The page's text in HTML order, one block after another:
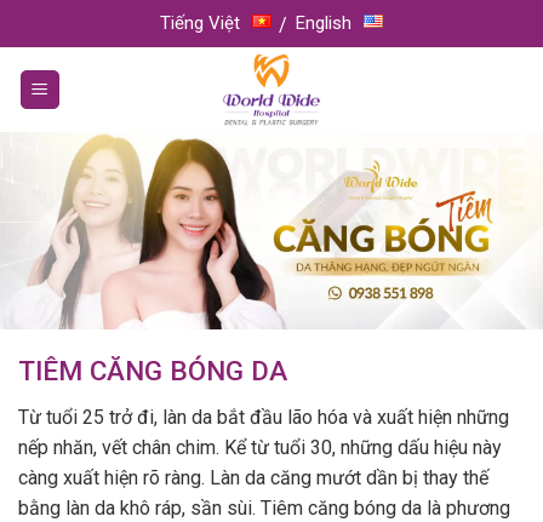
to
content
Tiếng Việt English
TIÊM CĂNG BÓNG DA
Từ tuổi 25 trở đi, làn da bắt đầu lão hóa và xuất hiện những
nếp nhăn, vết chân chim. Kể từ tuổi 30, những dấu hiệu này
càng xuất hiện rõ ràng. Làn da căng mướt dần bị thay thế
bằng làn da khô ráp, sần sùi. Tiêm căng bóng da là phương